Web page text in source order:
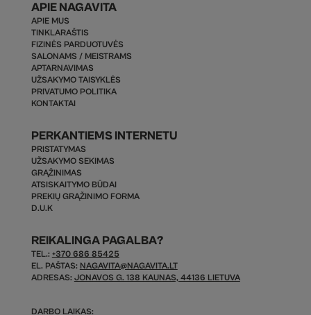
APIE NAGAVITA
APIE MUS
TINKLARAŠTIS
FIZINĖS PARDUOTUVĖS
SALONAMS / MEISTRAMS
APTARNAVIMAS
UŽSAKYMO TAISYKLĖS
PRIVATUMO POLITIKA
KONTAKTAI
PERKANTIEMS INTERNETU
PRISTATYMAS
UŽSAKYMO SEKIMAS
GRĄŽINIMAS
ATSISKAITYMO BŪDAI
PREKIŲ GRĄŽINIMO FORMA
D.U.K
REIKALINGA PAGALBA?
TEL.: +370 686 85425
EL. PAŠTAS: NAGAVITA@NAGAVITA.LT
ADRESAS: JONAVOS G. 138 KAUNAS, 44136 LIETUVA
DARBO LAIKAS: